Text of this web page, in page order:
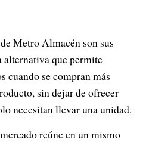
Metro Almacén son sus
alternativa que permite
cuando se compran más
sin dejar de ofrecer
necesitan llevar una unidad.
reúne en un mismo